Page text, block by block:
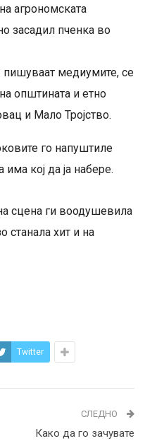
агрономската
засадил пченка во
пишуваат медиумите, се
општината и етно
и Мало Тројство.
го напуштиле
кој да ја набере.
сцена ги воодушевила
станала хит и на
Twitter
СЛЕДНО
Како да го зачувате